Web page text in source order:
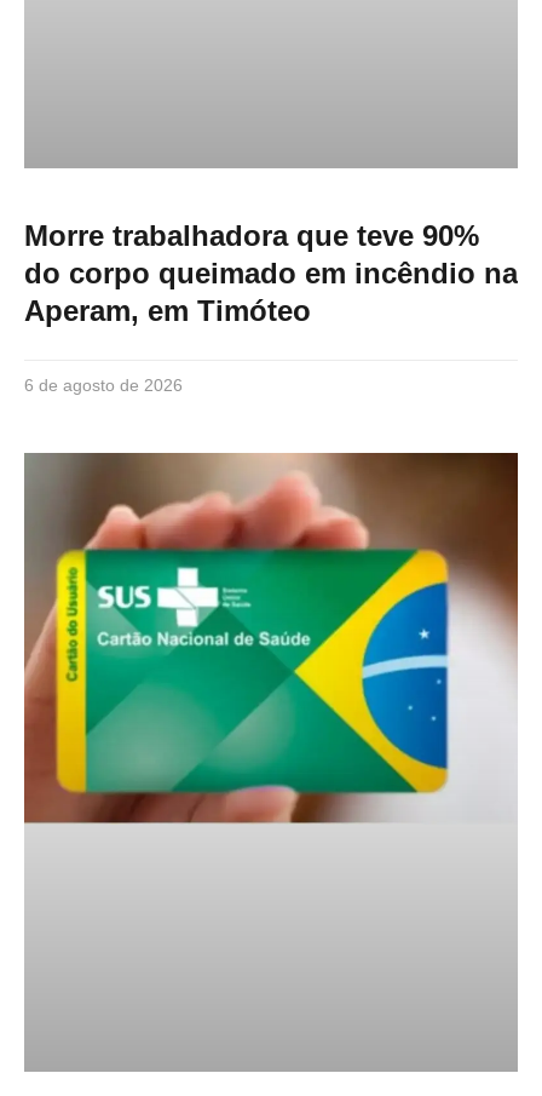
Morre trabalhadora que teve 90%
do corpo queimado em incêndio na
Aperam, em Timóteo
6 de agosto de 2026